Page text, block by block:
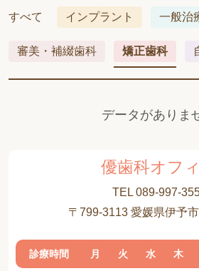
すべて インプラント 一般治
審美・補綴歯科 矯正歯科
データがありま
優歯科オフ
TEL 089-997-
〒799-3113 愛媛県伊予
診療時間 月 火 水 木